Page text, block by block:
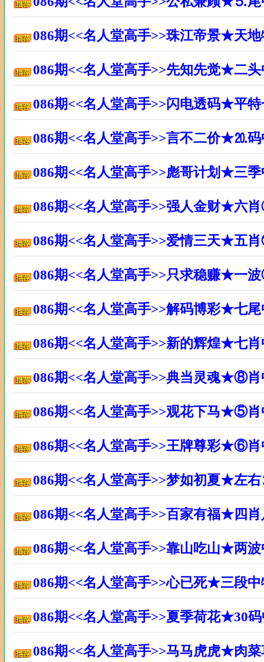
086期<<名人堂高手>>珠江帝景★天
086期<<名人堂高手>>先知先觉★二
086期<<名人堂高手>>闪电透码★平
086期<<名人堂高手>>言不二价★⒛
086期<<名人堂高手>>彪哥计划★三
086期<<名人堂高手>>强人金财★六
086期<<名人堂高手>>爱情三天★五
086期<<名人堂高手>>只求稳赚★一
086期<<名人堂高手>>解码博彩★七
086期<<名人堂高手>>新的辉煌★七
086期<<名人堂高手>>典当灵魂★⑧
086期<<名人堂高手>>观花下马★⑤
086期<<名人堂高手>>王牌尊彩★⑥
086期<<名人堂高手>>梦如初夏★左
086期<<名人堂高手>>百家有福★四
086期<<名人堂高手>>靠山吃山★两
086期<<名人堂高手>>心已死★三段
086期<<名人堂高手>>夏季荷花★30
086期<<名人堂高手>>马马虎虎★肉